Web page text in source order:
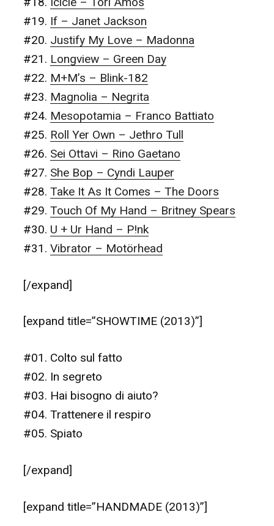
#19. If – Janet Jackson
#20. Justify My Love – Madonna
#21. Longview – Green Day
#22. M+M’s – Blink-182
#23. Magnolia – Negrita
#24. Mesopotamia – Franco Battiato
#25. Roll Yer Own – Jethro Tull
#26. Sei Ottavi – Rino Gaetano
#27. She Bop – Cyndi Lauper
#28.Take It As It Comes – The Doors
#29.Touch Of My Hand – Britney Spears
#30. U + Ur Hand – P!nk
#31.Vibrator – Motörhead
[/expand]
[expand title=”SHOWTIME (2013)”]
#01. Colto sul fatto
#02. In segreto
#03. Hai bisogno di aiuto?
#04. Trattenere il respiro
#05. Spiato
[/expand]
[expand title=”HANDMADE (2013)”]